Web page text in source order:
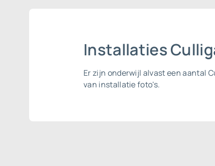
Installaties
Er zijn onderwijl alvast een aantal
van installatie foto's.